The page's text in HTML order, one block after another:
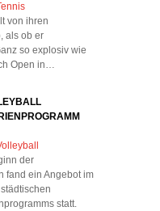
von ihren
als ob er
so explosiv wie
Open in…
der
fand ein Angebot im
statt.